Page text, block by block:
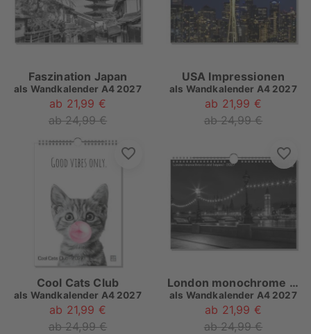
Faszination Japan
als Wandkalender A4 2027
ab 21,99 €
ab 24,99 €
USA Impressionen
als Wandkalender A4 2027
ab 21,99 €
ab 24,99 €
Cool Cats Club
als Wandkalender A4 2027
ab 21,99 €
ab 24,99 €
London monochrome and beyond
als Wandkalender A4 2027
ab 21,99 €
ab 24,99 €